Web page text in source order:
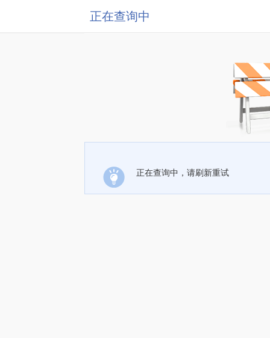
正在查询中
正在查询中，请刷新重试